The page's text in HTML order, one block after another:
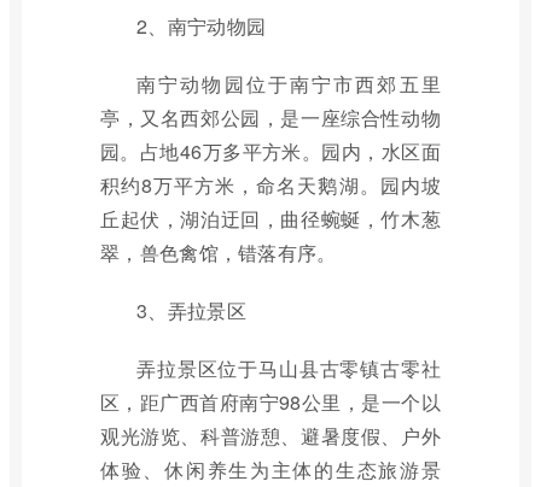
2、南宁动物园
南宁动物园位于南宁市西郊五里
亭，又名西郊公园，是一座综合性动物
园。占地46万多平方米。园内，水区面
积约8万平方米，命名天鹅湖。园内坡
丘起伏，湖泊迂回，曲径蜿蜒，竹木葱
翠，兽色禽馆，错落有序。
3、弄拉景区
弄拉景区位于马山县古零镇古零社
区，距广西首府南宁98公里，是一个以
观光游览、科普游憩、避暑度假、户外
体验、休闲养生为主体的生态旅游景